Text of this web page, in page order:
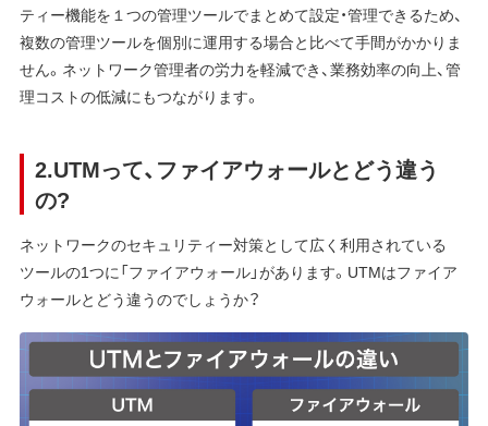
ティー機能を１つの管理ツールでまとめて設定・管理できるため、
複数の管理ツールを個別に運用する場合と比べて手間がかかりま
せん。ネットワーク管理者の労力を軽減でき、業務効率の向上、管
理コストの低減にもつながります。
2.UTMって、ファイアウォールとどう違う
の?
ネットワークのセキュリティー対策として広く利用されている
ツールの1つに「ファイアウォール」があります。UTMはファイア
ウォールとどう違うのでしょうか？